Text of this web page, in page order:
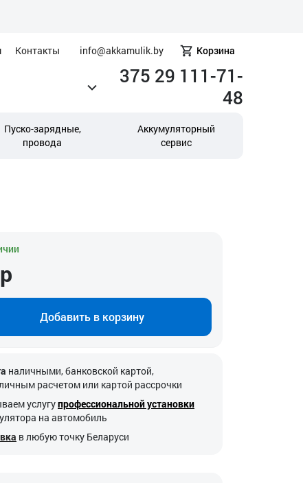
Контакты info@akkamulik.by Корзина
375 29 111-71-
48
Пуско-зарядные,
провода
Аккумуляторный
сервис
р
Добавить в корзину
наличными, банковской картой,
расчетом или картой рассрочки
услугупрофессиональной установки
на автомобиль
в любую точку Беларуси